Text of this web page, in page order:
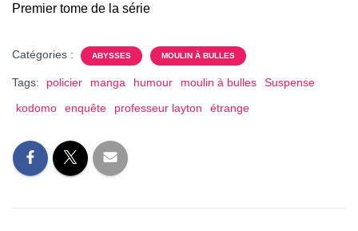
Premier tome de la série
Catégories : ABYSSES MOULIN À BULLES
Tags: policier manga humour moulin à bulles
Suspense
kodomo
enquête professeur layton étrange